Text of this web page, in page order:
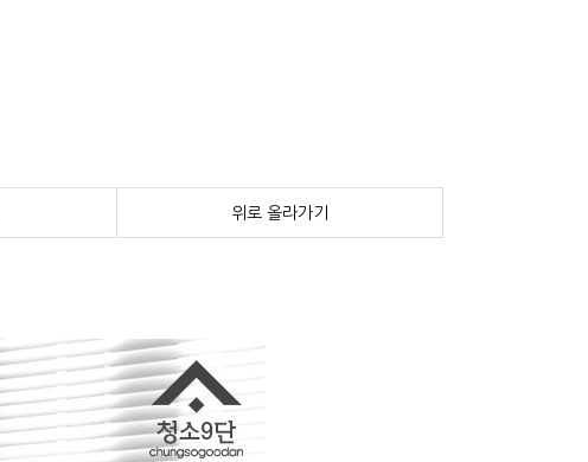
위로 올라가기